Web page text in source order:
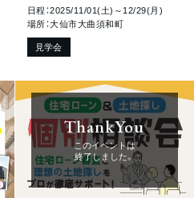
す！
日程：2025/11/01(土)～12/29(月)
場所：大仙市大曲須和町
見学会
ThankYou
このイベントは
終了しました。